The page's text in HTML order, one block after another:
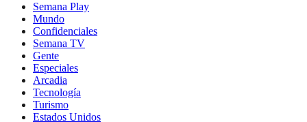
Semana Play
Mundo
Confidenciales
Semana TV
Gente
Especiales
Arcadia
Tecnología
Turismo
Estados Unidos